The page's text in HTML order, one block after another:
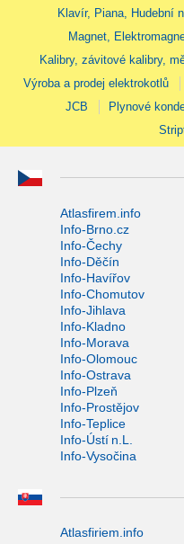
Klavír, Piana, Hudební
Magnet,
Kalibry, závitové kalibry,
Výroba a prodej elektrokotlů
JCB
Plynové
Atlasfirem.info
Info-Brno.cz
Info-Čechy
Info-Děčín
Info-Havířov
Info-Chomutov
Info-Jihlava
Info-Kladno
Info-Morava
Info-Olomouc
Info-Ostrava
Info-Plzeň
Info-Prostějov
Info-Teplice
Info-Ústí n.L.
Info-Vysočina
Atlasfiriem.info